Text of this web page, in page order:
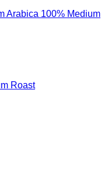
Roast